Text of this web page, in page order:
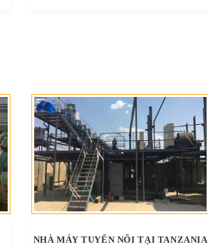
NHÀ MÁY TUYỂN NỔI TẠI TANZANIA